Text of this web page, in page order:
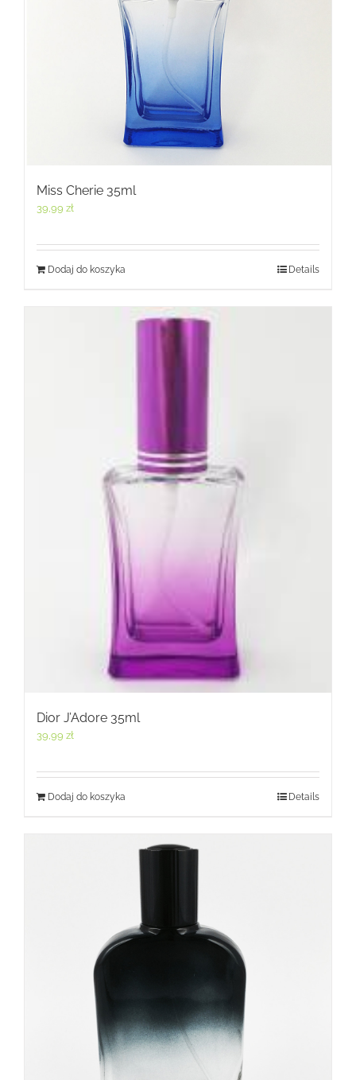
Miss Cherie 35ml
39,99 zł
Dodaj do koszyka Details
Dior J’Adore 35ml
39,99 zł
Dodaj do koszyka Details